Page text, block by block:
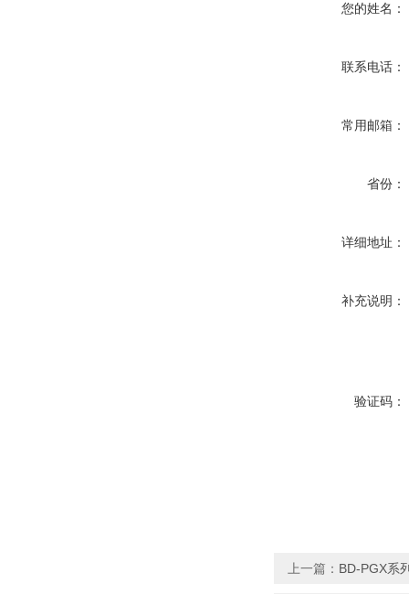
您的姓名：
联系电话：
常用邮箱：
省份：
详细地址：
补充说明：
验证码：
上一篇： BD-PGX系